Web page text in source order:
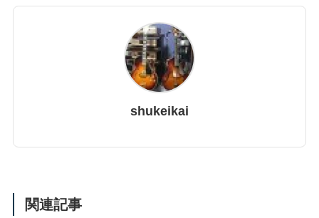
shukeikai
関連記事